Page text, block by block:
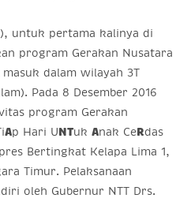
untuk pertama kalinya di
program Gerakan Nusatara
dalam wilayah 3T
Pada 8 Desember 2016
program Gerakan
Ap Hari UNTuk Anak CeRdas
Bertingkat Kelapa Lima 1,
Timur. Pelaksanaan
oleh Gubernur NTT Drs.